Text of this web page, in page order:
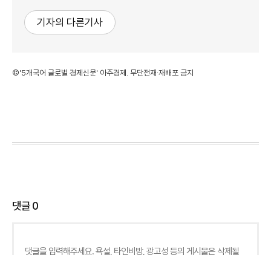
기자의 다른기사
©'5개국어 글로벌 경제신문' 아주경제. 무단전재·재배포 금지
댓글0